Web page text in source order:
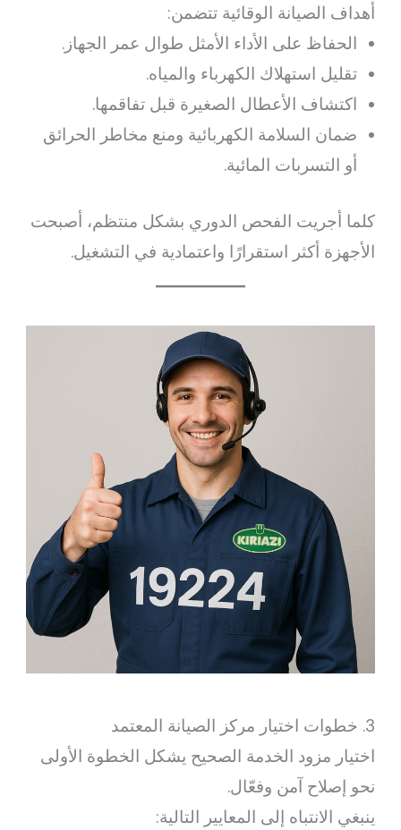
أهداف الصيانة الوقائية تتضمن:
الحفاظ على الأداء الأمثل طوال عمر الجهاز.
تقليل استهلاك الكهرباء والمياه.
اكتشاف الأعطال الصغيرة قبل تفاقمها.
ضمان السلامة الكهربائية ومنع مخاطر الحرائق
أو التسربات المائية.
كلما أجريت الفحص الدوري بشكل منتظم، أصبحت
الأجهزة أكثر استقرارًا واعتمادية في التشغيل.
3. خطوات اختيار مركز الصيانة المعتمد
اختيار مزود الخدمة الصحيح يشكل الخطوة الأولى
نحو إصلاح آمن وفعّال.
ينبغي الانتباه إلى المعايير التالية: